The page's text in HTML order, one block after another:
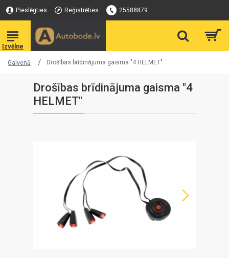
Pieslēgties Reģistrēties 25588879
Galvenā Drošības brīdinājuma gaisma "4 HELMET"
Drošības brīdinājuma gaisma "4
HELMET"